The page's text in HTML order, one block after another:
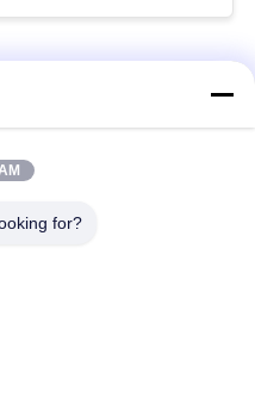
Σκληραίνοντας
for?